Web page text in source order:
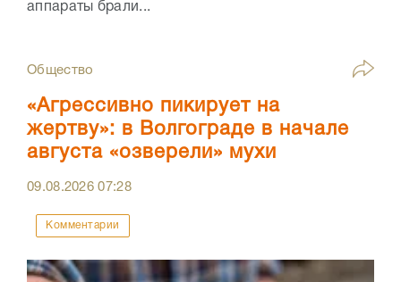
аппараты брали...
Общество
«Агрессивно пикирует на
жертву»: в Волгограде в начале
августа «озверели» мухи
09.08.202607:28
Комментарии